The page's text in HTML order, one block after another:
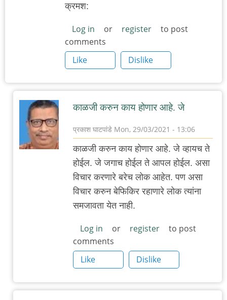
क्रमश:
Log in or register
to post
comments
Like
Dislike
काळजी करुन काय होणार आहे. जे
प्रकाश घाटपांडे Mon, 29/03/2021 - 13:06
In
reply
to
औरंगाबाद
आणि
मागचे
काही
दिवस
by
काळजी करुन काय होणार आहे. जे व्हायच ते
होईल. जे जगाच होईल ते आपल होईल. असा
विचार करणारे बरेच लोक आहेत. पण असा
विचार करुन बेफिकिर रहाणारे लोक त्यांना
समजावता येत नाही.
Log in or register
to post
comments
Like
Dislike